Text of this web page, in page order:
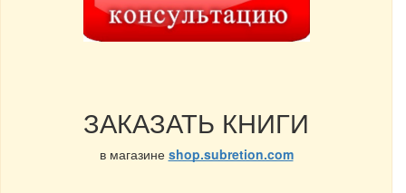
ЗАКАЗАТЬ КНИГИ
в магазине shop.subretion.com